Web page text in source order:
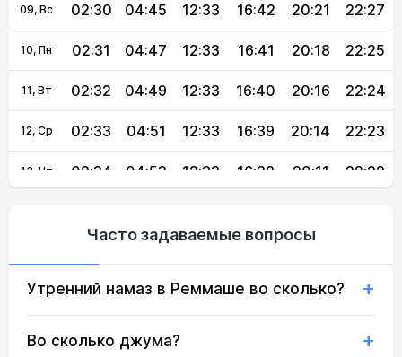
09, Вс 02:30 04:45 12:33 16:42 20:21 22:27
10, Пн 02:31 04:47 12:33 16:41 20:18 22:25
11, Вт 02:32 04:49 12:33 16:40 20:16 22:24
12, Ср 02:33 04:51 12:33 16:39 20:14 22:23
13, Чт 02:34 04:53 12:33 16:38 20:11 22:22
16, Вс 02:36 04:59 12:32 16:34 20:04 22:18
17, Пн 02:37 05:01 22:16
Часто задаваемые вопросы
Утренний намаз в Реммаше во сколько?
Во сколько джума?